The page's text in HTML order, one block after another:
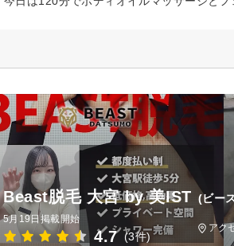
Beast脱毛 大宮 by 美IST (ビー
5月19日掲載開始
4.7 (3件)
アク